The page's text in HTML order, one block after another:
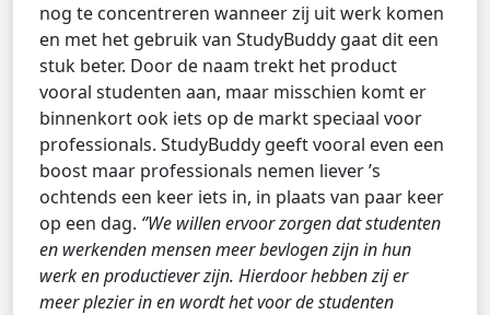
nog te concentreren wanneer zij uit werk komen
en met het gebruik van StudyBuddy gaat dit een
stuk beter. Door de naam trekt het product
vooral studenten aan, maar misschien komt er
binnenkort ook iets op de markt speciaal voor
professionals. StudyBuddy geeft vooral even een
boost maar professionals nemen liever ’s
ochtends een keer iets in, in plaats van paar keer
op een dag. ‘’We willen ervoor zorgen dat studenten
en werkenden mensen meer bevlogen zijn in hun
werk en productiever zijn. Hierdoor hebben zij er
meer plezier in en wordt het voor de studenten